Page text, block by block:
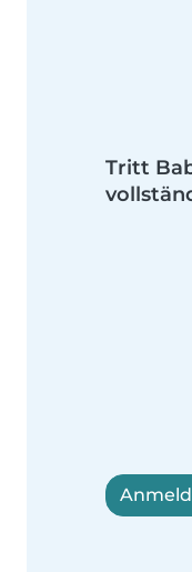
Tritt